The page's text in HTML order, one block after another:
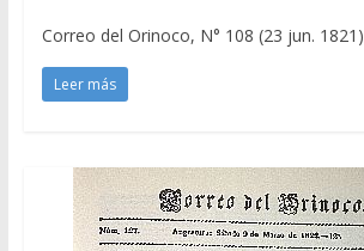
Correo del Orinoco, N° 108 (23 jun. 1821)
Leer más